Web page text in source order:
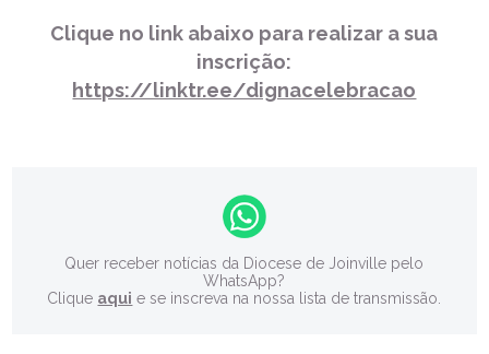
Clique no link abaixo para realizar a sua
inscrição:
https://linktr.ee/dignacelebracao
Quer receber notícias da Diocese de Joinville pelo
WhatsApp?
Clique aqui e se inscreva na nossa lista de transmissão.